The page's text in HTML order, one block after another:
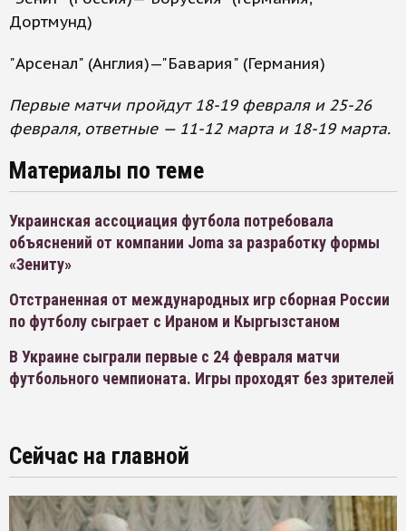
Дортмунд)
"Арсенал" (Англия)—"Бавария" (Германия)
Первые матчи пройдут 18-19 февраля и 25-26
февраля, ответные — 11-12 марта и 18-19 марта.
Материалы по теме
Украинская ассоциация футбола потребовала
объяснений от компании Joma за разработку формы
«Зениту»
Отстраненная от международных игр сборная России
по футболу сыграет с Ираном и Кыргызстаном
В Украине сыграли первые с 24 февраля матчи
футбольного чемпионата. Игры проходят без зрителей
Сейчас на главной